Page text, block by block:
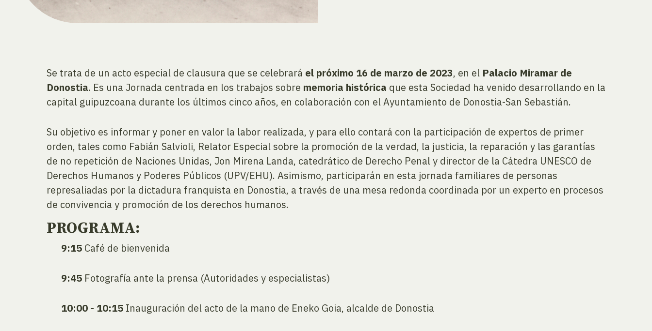
Se trata de un acto especial de clausura que se celebrará el próximo 16 de marzo de 2023, en el Palacio Miramar de
Donostia. Es una Jornada centrada en los trabajos sobre memoria histórica que esta Sociedad ha venido desarrollando en la
capital guipuzcoana durante los últimos cinco años, en colaboración con el Ayuntamiento de Donostia-San Sebastián.
Su objetivo es informar y poner en valor la labor realizada, y para ello contará con la participación de expertos de primer
orden, tales como Fabián Salvioli, Relator Especial sobre la promoción de la verdad, la justicia, la reparación y las garantías
de no repetición de Naciones Unidas, Jon Mirena Landa, catedrático de Derecho Penal y director de la Cátedra UNESCO de
Derechos Humanos y Poderes Públicos (UPV/EHU). Asimismo, participarán en esta jornada familiares de personas
represaliadas por la dictadura franquista en Donostia, a través de una mesa redonda coordinada por un experto en procesos
de convivencia y promoción de los derechos humanos.
PROGRAMA:
9:15 Café de bienvenida
9:45 Fotografía ante la prensa (Autoridades y especialistas)
10:00 - 10:15 Inauguración del acto de la mano de Eneko Goia, alcalde de Donostia